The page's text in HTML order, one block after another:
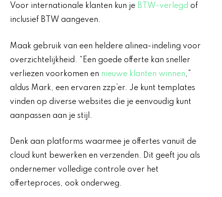
Voor internationale klanten kun je BTW-verlegd of
inclusief BTW aangeven.
Maak gebruik van een heldere alinea-indeling voor
overzichtelijkheid. “Een goede offerte kan sneller
verliezen voorkomen en nieuwe klanten winnen,”
aldus Mark, een ervaren zzp’er. Je kunt templates
vinden op diverse websites die je eenvoudig kunt
aanpassen aan je stijl.
Denk aan platforms waarmee je offertes vanuit de
cloud kunt bewerken en verzenden. Dit geeft jou als
ondernemer volledige controle over het
offerteproces, ook onderweg.